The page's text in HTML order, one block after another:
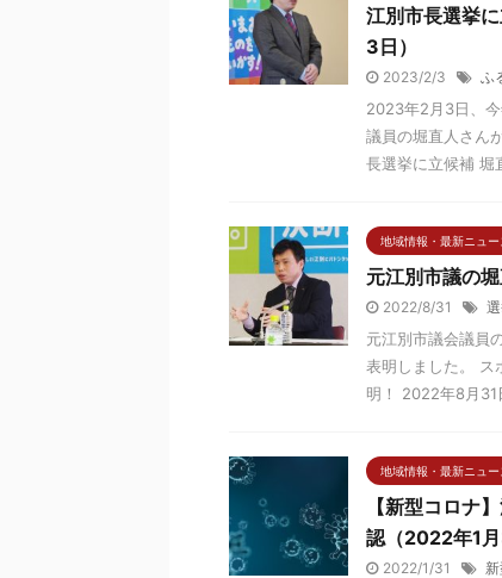
江別市長選挙
3日）
2023/2/3 ふ
2023年2月3日、
議員の堀直人さん
長選挙に立候補
地域情報・最新ニュー
元江別市議の
2022/8/31
元江別市議会議員
表明しました。 ス
明！ 2022年8月31
地域情報・最新ニュー
【新型コロナ
認（2022年1月
2022/1/31